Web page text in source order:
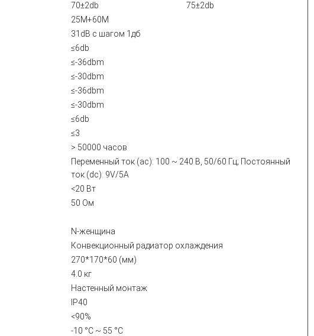
70±2db
75±2db
25M+60M
31dB с шагом 1дб
≤6db
≤-36dbm
≤-30dbm
≤-36dbm
≤-30dbm
≤6db
≤3
> 50000 часов
Переменный ток (ac): 100 ~ 240 В, 50/60 Гц; Постоянный
ток (dc): 9V/5A
<20 Вт
50 Ом
N-женщина
Конвекционный радиатор охлаждения
270*170*60 (мм)
4.0 кг
Настенный монтаж
IP40
<90%
-10 °C ~ 55 °C